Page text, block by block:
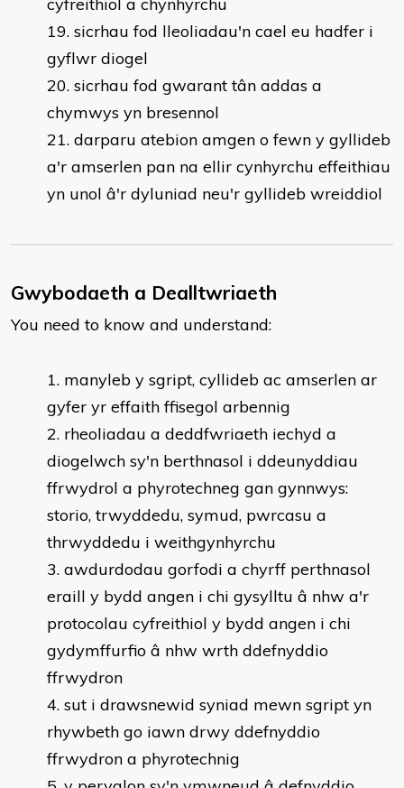
sicrhau fod lleoliadau'n cael eu hadfer i
gyflwr diogel
sicrhau fod gwarant tân addas a
chymwys yn bresennol
darparu atebion amgen o fewn y gyllideb
a'r amserlen pan na ellir cynhyrchu effeithiau
yn unol â'r dyluniad neu'r gyllideb wreiddiol
Gwybodaeth a Dealltwriaeth
You need to know and understand:
manyleb y sgript, cyllideb ac amserlen ar
gyfer yr effaith ffisegol arbennig
rheoliadau a deddfwriaeth iechyd a
diogelwch sy'n berthnasol i ddeunyddiau
ffrwydrol a phyrotechneg gan gynnwys:
storio, trwyddedu, symud, pwrcasu a
thrwyddedu i weithgynhyrchu
awdurdodau gorfodi a chyrff perthnasol
eraill y bydd angen i chi gysylltu â nhw a'r
protocolau cyfreithiol y bydd angen i chi
gydymffurfio â nhw wrth ddefnyddio
ffrwydron
sut i drawsnewid syniad mewn sgript yn
rhywbeth go iawn drwy ddefnyddio
ffrwydron a phyrotechnig